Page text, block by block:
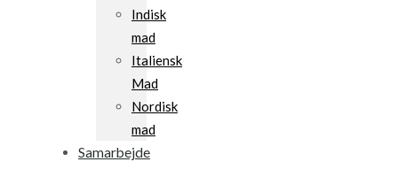
Indisk
mad
Italiensk
Mad
Nordisk
mad
Samarbejde